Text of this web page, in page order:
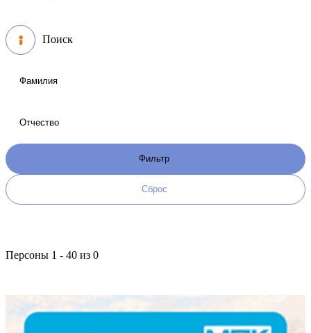
Поиск
Персоны 1 - 40 из 0